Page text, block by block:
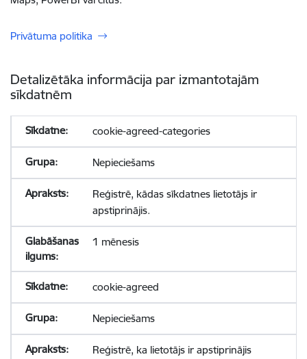
Privātuma politika
Detalizētāka informācija par izmantotajām
sīkdatnēm
cookie-agreed-categories
Nepieciešams
Reģistrē, kādas sīkdatnes lietotājs ir
apstiprinājis.
1 mēnesis
cookie-agreed
Nepieciešams
Reģistrē, ka lietotājs ir apstiprinājis